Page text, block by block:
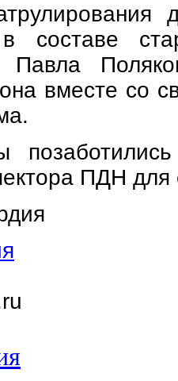
в составе
вместе со
ПДН